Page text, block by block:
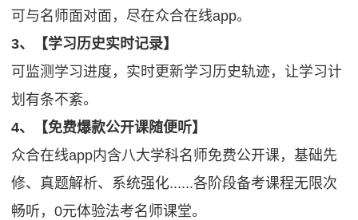
可与名师面对面，尽在众合在线app。
3、【学习历史实时记录】
可监测学习进度，实时更新学习历史轨迹，让学习计
划有条不紊。
4、【免费爆款公开课随便听】
众合在线app内含八大学科名师免费公开课，基础先
修、真题解析、系统强化......各阶段备考课程无限次
畅听，0元体验法考名师课堂。